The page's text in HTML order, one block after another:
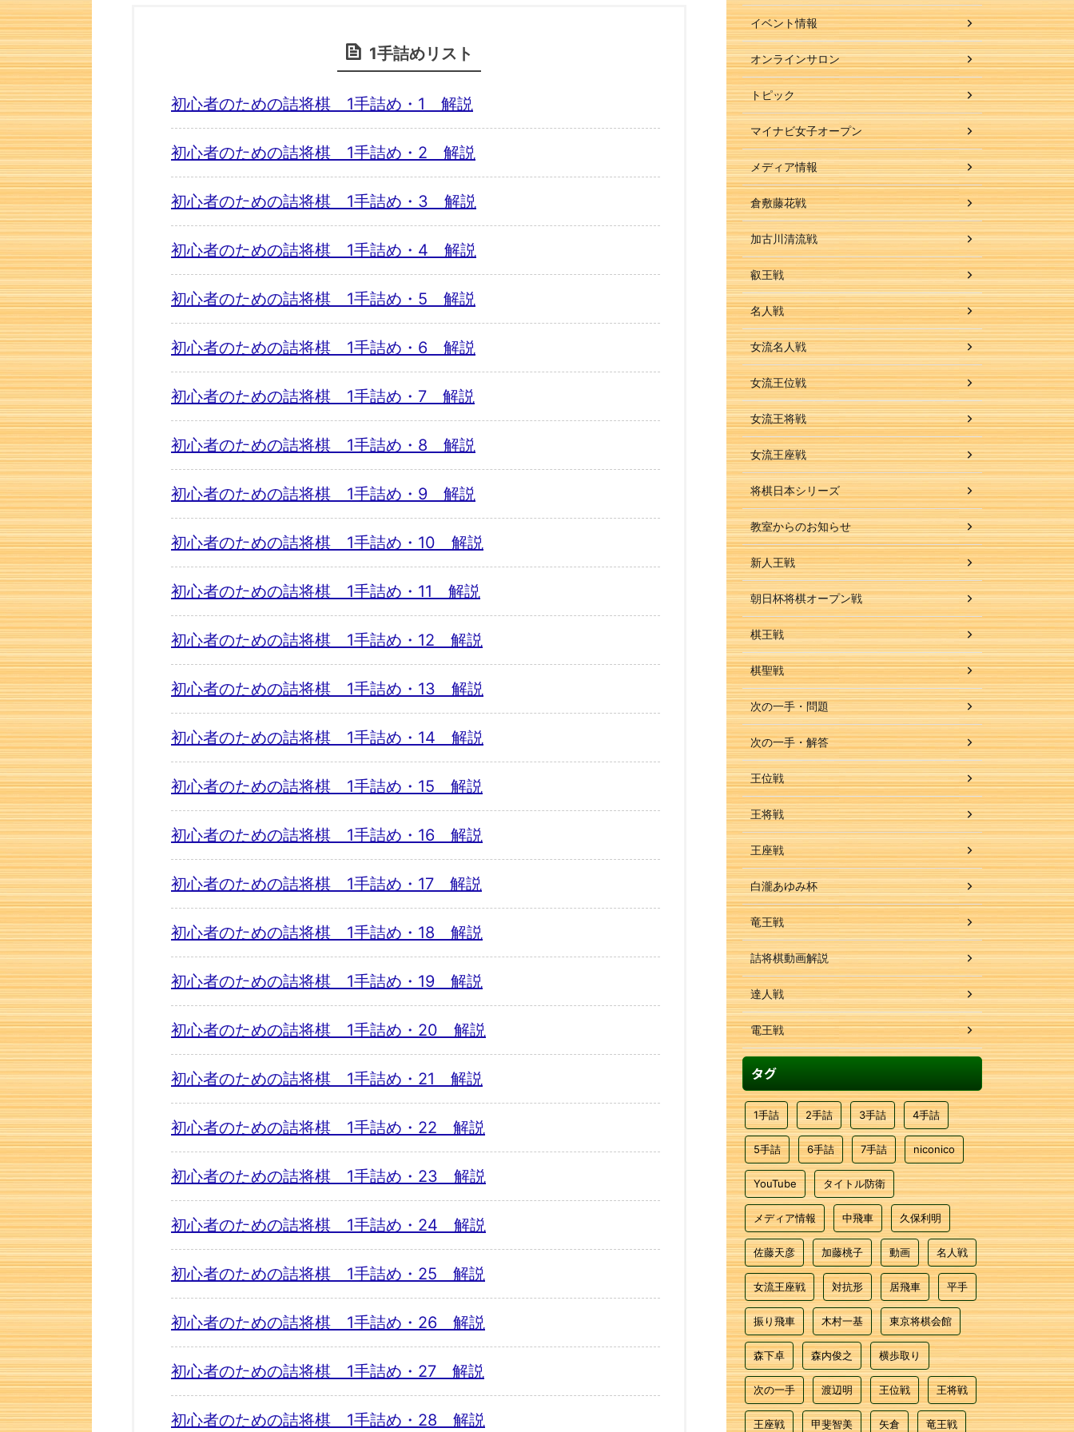
1手詰めリスト
初心者のための詰将棋 1手詰め・1 解説
初心者のための詰将棋 1手詰め・2 解説
初心者のための詰将棋 1手詰め・3 解説
初心者のための詰将棋 1手詰め・4 解説
初心者のための詰将棋 1手詰め・5 解説
初心者のための詰将棋 1手詰め・6 解説
初心者のための詰将棋 1手詰め・7 解説
初心者のための詰将棋 1手詰め・8 解説
初心者のための詰将棋 1手詰め・9 解説
初心者のための詰将棋 1手詰め・10 解説
初心者のための詰将棋 1手詰め・11 解説
初心者のための詰将棋 1手詰め・12 解説
初心者のための詰将棋 1手詰め・13 解説
初心者のための詰将棋 1手詰め・14 解説
初心者のための詰将棋 1手詰め・15 解説
初心者のための詰将棋 1手詰め・16 解説
初心者のための詰将棋 1手詰め・17 解説
初心者のための詰将棋 1手詰め・18 解説
初心者のための詰将棋 1手詰め・19 解説
初心者のための詰将棋 1手詰め・20 解説
初心者のための詰将棋 1手詰め・21 解説
初心者のための詰将棋 1手詰め・22 解説
初心者のための詰将棋 1手詰め・23 解説
初心者のための詰将棋 1手詰め・24 解説
初心者のための詰将棋 1手詰め・25 解説
初心者のための詰将棋 1手詰め・26 解説
初心者のための詰将棋 1手詰め・27 解説
初心者のための詰将棋 1手詰め・28 解説
イベント情報
オンラインサロン
トピック
マイナビ女子オープン
メディア情報
倉敷藤花戦
加古川清流戦
叡王戦
名人戦
女流名人戦
女流王位戦
女流王将戦
女流王座戦
将棋日本シリーズ
教室からのお知らせ
新人王戦
朝日杯将棋オープン戦
棋王戦
棋聖戦
次の一手・問題
次の一手・解答
王位戦
王将戦
王座戦
白瀧あゆみ杯
竜王戦
詰将棋動画解説
達人戦
電王戦
タグ
1手詰 2手詰 3手詰 4手詰
5手詰 6手詰 7手詰 niconico
YouTube タイトル防衛
メディア情報 中飛車 久保利明
佐藤天彦 加藤桃子 動画 名人戦
女流王座戦 対抗形 居飛車 平手
振り飛車 木村一基 東京将棋会館
森下卓 森内俊之 横歩取り
次の一手 渡辺明 王位戦 王将戦
王座戦 甲斐智美 矢倉 竜王戦